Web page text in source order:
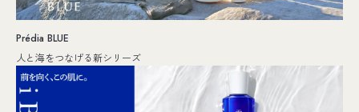
Prédia BLUE
人と海をつなげる新シリーズ